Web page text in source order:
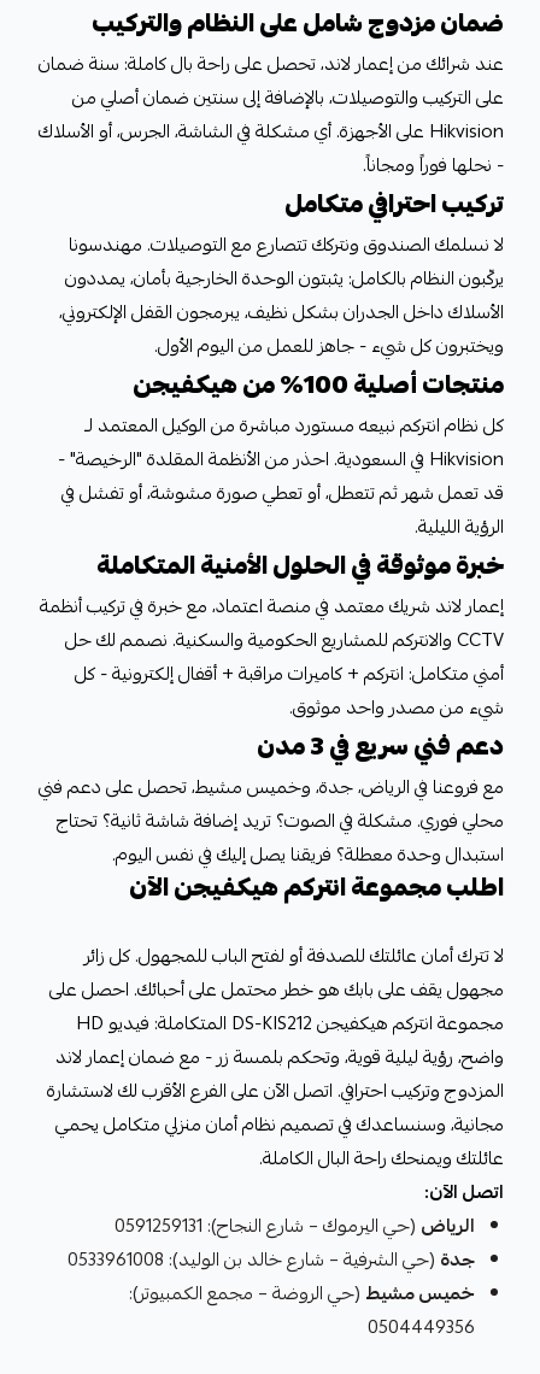
ضمان مزدوج شامل على النظام والتركيب
عند شرائك من إعمار لاند، تحصل على راحة بال كاملة: سنة ضمان
على التركيب والتوصيلات، بالإضافة إلى سنتين ضمان أصلي من
Hikvision على الأجهزة. أي مشكلة في الشاشة، الجرس، أو الأسلاك
- نحلها فوراً ومجاناً.
تركيب احترافي متكامل
لا نسلمك الصندوق ونتركك تتصارع مع التوصيلات. مهندسونا
يركّبون النظام بالكامل: يثبتون الوحدة الخارجية بأمان، يمددون
الأسلاك داخل الجدران بشكل نظيف، يبرمجون القفل الإلكتروني،
ويختبرون كل شيء - جاهز للعمل من اليوم الأول.
منتجات أصلية 100% من هيكفيجن
كل نظام انتركم نبيعه مستورد مباشرة من الوكيل المعتمد لـ
Hikvision في السعودية. احذر من الأنظمة المقلدة "الرخيصة" -
قد تعمل شهر ثم تتعطل، أو تعطي صورة مشوشة، أو تفشل في
الرؤية الليلية.
خبرة موثوقة في الحلول الأمنية المتكاملة
إعمار لاند شريك معتمد في منصة اعتماد، مع خبرة في تركيب أنظمة
CCTV والانتركم للمشاريع الحكومية والسكنية. نصمم لك حل
أمني متكامل: انتركم + كاميرات مراقبة + أقفال إلكترونية - كل
شيء من مصدر واحد موثوق.
دعم فني سريع في 3 مدن
مع فروعنا في الرياض، جدة، وخميس مشيط، تحصل على دعم فني
محلي فوري. مشكلة في الصوت؟ تريد إضافة شاشة ثانية؟ تحتاج
استبدال وحدة معطلة؟ فريقنا يصل إليك في نفس اليوم.
اطلب مجموعة انتركم هيكفيجن الآن
لا تترك أمان عائلتك للصدفة أو لفتح الباب للمجهول. كل زائر
مجهول يقف على بابك هو خطر محتمل على أحبائك. احصل على
مجموعة انتركم هيكفيجن DS-KIS212 المتكاملة: فيديو HD
واضح، رؤية ليلية قوية، وتحكم بلمسة زر - مع ضمان إعمار لاند
المزدوج وتركيب احترافي. اتصل الآن على الفرع الأقرب لك لاستشارة
مجانية، وسنساعدك في تصميم نظام أمان منزلي متكامل يحمي
عائلتك ويمنحك راحة البال الكاملة.
اتصل الآن:
الرياض (حي اليرموك – شارع النجاح): 0591259131
جدة (حي الشرفية – شارع خالد بن الوليد): 0533961008
خميس مشيط (حي الروضة – مجمع الكمبيوتر):
0504449356